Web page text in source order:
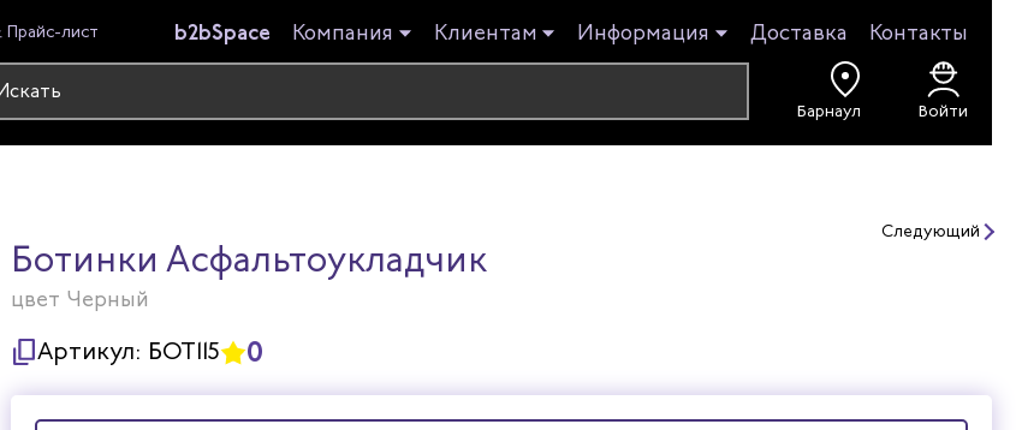
Прайс-лист b2bSpace Компания Клиентам Информация Доставка Контакты
Войти
Ботинки Асфальтоукладчик
цвет Черный
Артикул: БОТ115 0
Следующий